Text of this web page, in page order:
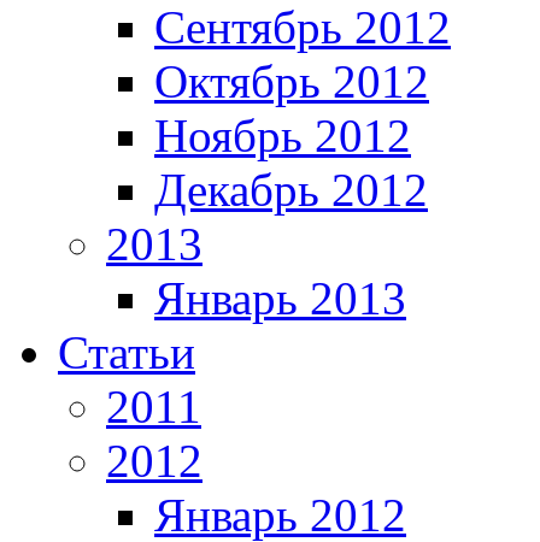
Сентябрь 2012
Октябрь 2012
Ноябрь 2012
Декабрь 2012
2013
Январь 2013
Статьи
2011
2012
Январь 2012